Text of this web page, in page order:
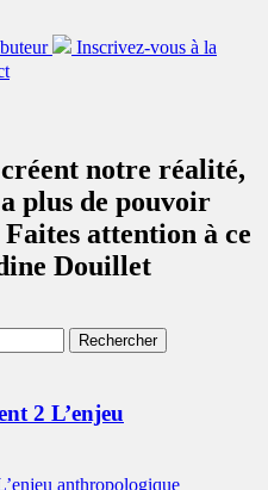
Inscrivez-vous à la
notre réalité,
plus de pouvoir
attention à ce
Douillet
2 L’enjeu